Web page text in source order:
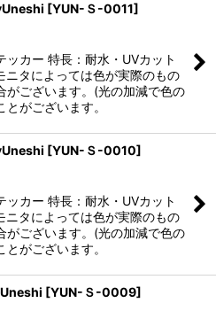
[YUN-Ｓ-0011]
ッカー 特長：耐水・UVカット
ニタによっては色が実際のもの
がございます。(光の加減で色の
がございます。
[YUN-Ｓ-0010]
ッカー 特長：耐水・UVカット
ニタによっては色が実際のもの
がございます。(光の加減で色の
がございます。
[YUN-Ｓ-0009]